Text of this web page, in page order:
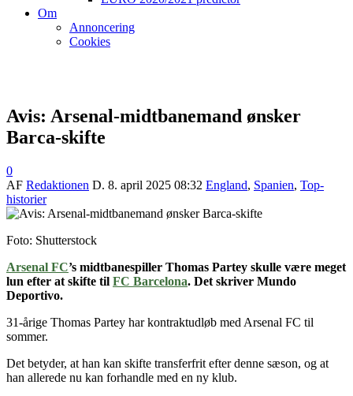
Om
Annoncering
Cookies
Avis: Arsenal-midtbanemand ønsker
Barca-skifte
0
AF Redaktionen D. 8. april 2025 08:32 England, Spanien, Top-
historier
Foto: Shutterstock
Arsenal FC’s midtbanespiller Thomas Partey skulle være meget
lun efter at skifte til FC Barcelona. Det skriver Mundo
Deportivo.
31-årige Thomas Partey har kontraktudløb med Arsenal FC til
sommer.
Det betyder, at han kan skifte transferfrit efter denne sæson, og at
han allerede nu kan forhandle med en ny klub.